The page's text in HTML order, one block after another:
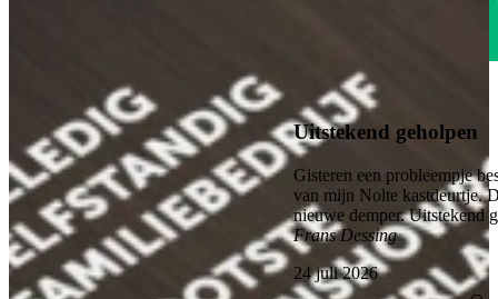
4.6
Uitstekend geholpen
Gisteren een probleempje
van mijn Nolte kastdeurtje.
nieuwe demper. Uitstekend
Frans Dessing
24 juli 2026